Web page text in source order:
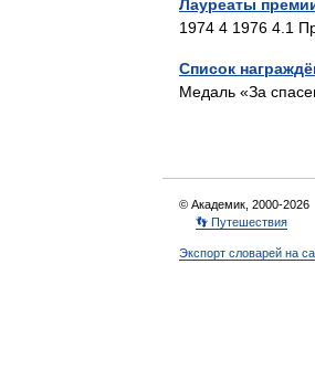
Лауреаты
1974 4 1976 4.1
Список
Медаль «За
© Академик, 2000-2026
👣 Путешествия
Экспорт словарей на